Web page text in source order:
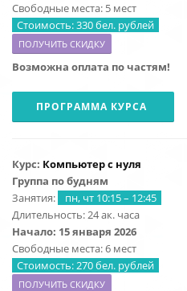
Свободные места: 5 мест
Стоимость: 330 бел. рублей
ПОЛУЧИТЬ СКИДКУ
Возможна оплата по частям!
ПРОГРАММА КУРСА
Курс: Компьютер с нуля
Группа по будням
Занятия:
пн, чт 10:15 – 12:45
Длительность: 24 ак. часа
Начало: 15 января 2026
Свободные места: 6 мест
Стоимость: 270 бел. рублей
ПОЛУЧИТЬ СКИДКУ